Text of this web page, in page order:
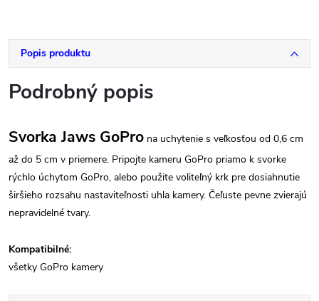
Popis produktu
Podrobný popis
Svorka Jaws GoPro na uchytenie s veľkosťou od 0,6 cm
až do 5 cm v priemere. Pripojte kameru GoPro priamo k svorke
rýchlo úchytom GoPro, alebo použite voliteľný krk pre dosiahnutie
širšieho rozsahu nastaviteľnosti uhla kamery. Čeľuste pevne zvierajú
nepravidelné tvary.
Kompatibilné:
všetky GoPro kamery